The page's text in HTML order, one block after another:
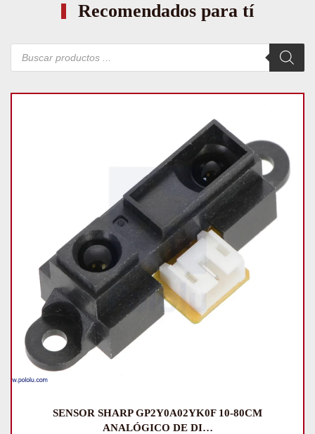
Recomendados para tí
Búsqueda
productos
SENSOR SHARP GP2Y0A02YK0F 10-80CM
ANALÓGICO DE DI…